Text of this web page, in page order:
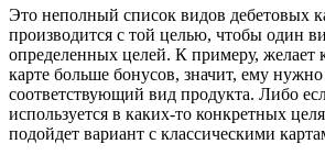
Это неполный список видов дебетовых
производится с той целью, чтобы один
определенных целей. К примеру, желает
карте больше бонусов, значит, ему
соответствующий вид продукта. Либо
используется в каких-то конкретных
подойдет вариант с классическими